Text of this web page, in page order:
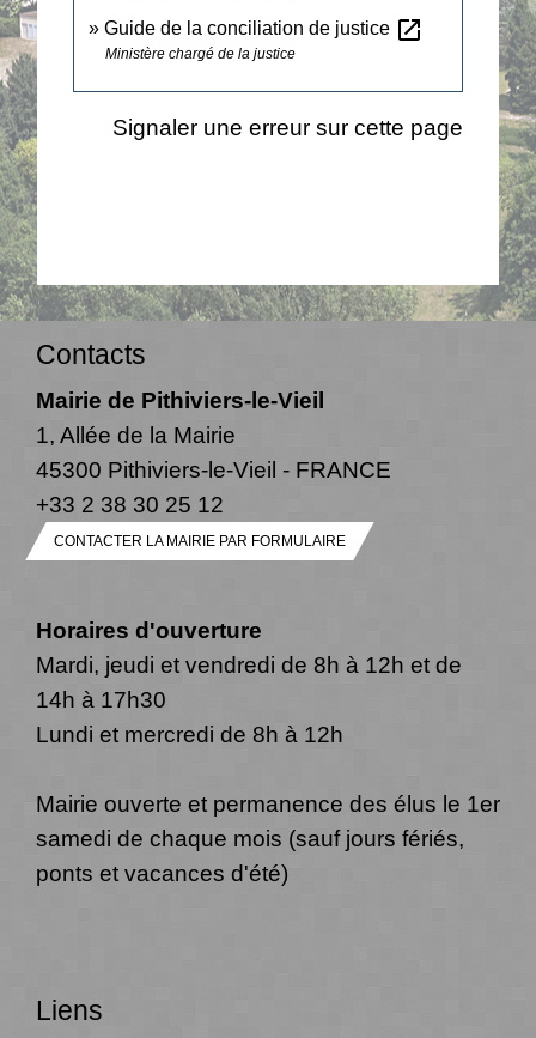
Guide de la conciliation de justice open_in_new
Ministère chargé de la justice
Signaler une erreur sur cette page
Contacts
Mairie de Pithiviers-le-Vieil
1, Allée de la Mairie
45300 Pithiviers-le-Vieil - FRANCE
+33 2 38 30 25 12
CONTACTER LA MAIRIE PAR FORMULAIRE
Horaires d'ouverture
Mardi, jeudi et vendredi de 8h à 12h et de
14h à 17h30
Lundi et mercredi de 8h à 12h
Mairie ouverte et permanence des élus le 1er
samedi de chaque mois (sauf jours fériés,
ponts et vacances d'été)
Liens